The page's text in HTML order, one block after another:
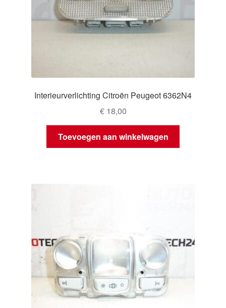
Interieurverlichting Citroën Peugeot 6362N4
€18,00
Toevoegen aan winkelwagen